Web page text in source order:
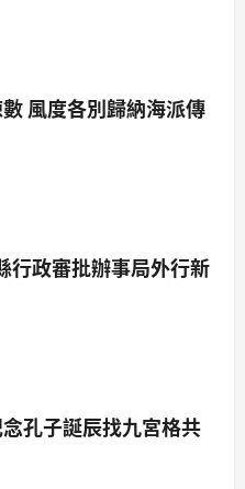
風度各別歸納海派傳
行政審批辦事局外行新
孔子誕辰找九宮格共